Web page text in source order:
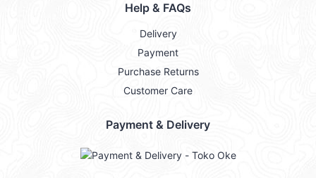
Help & FAQs
Delivery
Payment
Purchase Returns
Customer Care
Payment & Delivery